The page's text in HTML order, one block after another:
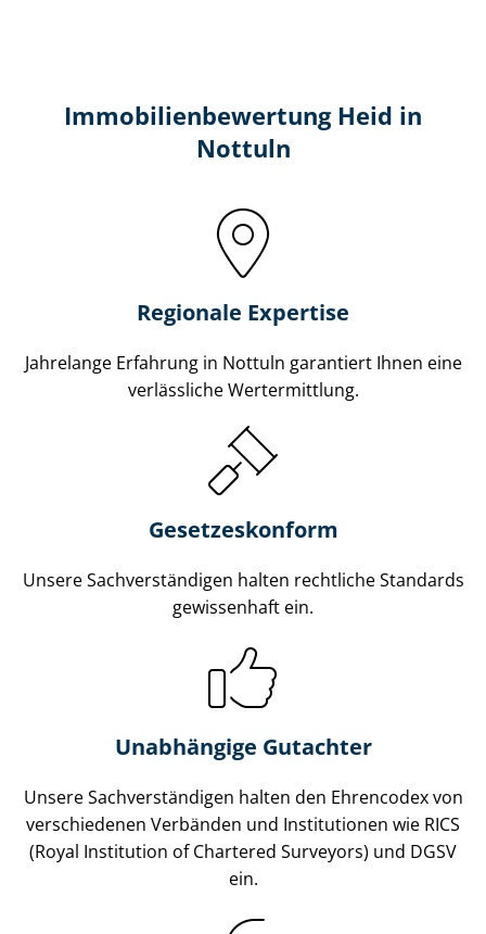
Immobilien­bewertung Heid in
Nottuln
Regionale Expertise
Jahrelange Erfahrung in Nottuln garantiert Ihnen eine
verlässliche Wertermittlung.
Gesetzes­konform
Unsere Sach­ver­stän­di­gen halten rechtliche Standards
gewissenhaft ein.
Unabhängige Gutachter
Unsere Sach­ver­stän­di­gen halten den Ehrencodex von
verschiedenen Verbänden und Institutionen wie RICS
(Royal Institution of Chartered Surveyors) und DGSV
ein.